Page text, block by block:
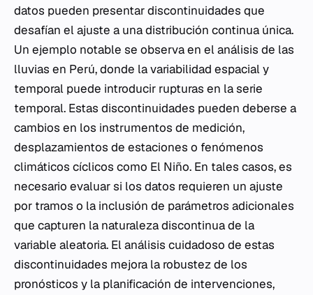
datos pueden presentar discontinuidades que
desafían el ajuste a una distribución continua única.
Un ejemplo notable se observa en el análisis de las
lluvias en Perú, donde la variabilidad espacial y
temporal puede introducir rupturas en la serie
temporal. Estas discontinuidades pueden deberse a
cambios en los instrumentos de medición,
desplazamientos de estaciones o fenómenos
climáticos cíclicos como El Niño. En tales casos, es
necesario evaluar si los datos requieren un ajuste
por tramos o la inclusión de parámetros adicionales
que capturen la naturaleza discontinua de la
variable aleatoria. El análisis cuidadoso de estas
discontinuidades mejora la robustez de los
pronósticos y la planificación de intervenciones,